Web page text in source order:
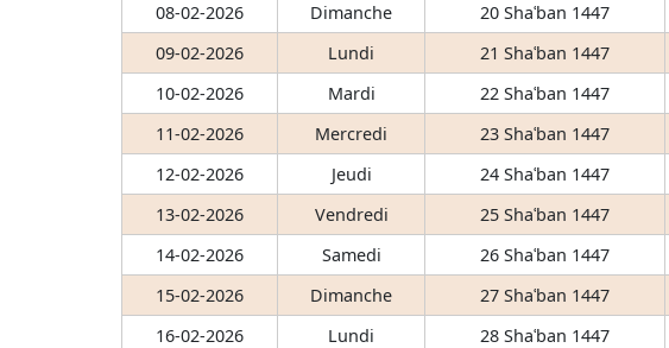
08-02-2026
Dimanche 20 Shaʿban 1447
09-02-2026
Lundi 21 Shaʿban 1447
10-02-2026
Mardi 22 Shaʿban 1447
11-02-2026
Mercredi 23 Shaʿban 1447
12-02-2026
Jeudi 24 Shaʿban 1447
13-02-2026
Vendredi 25 Shaʿban 1447
14-02-2026
Samedi 26 Shaʿban 1447
15-02-2026
Dimanche 27 Shaʿban 1447
16-02-2026
Lundi 28 Shaʿban 1447